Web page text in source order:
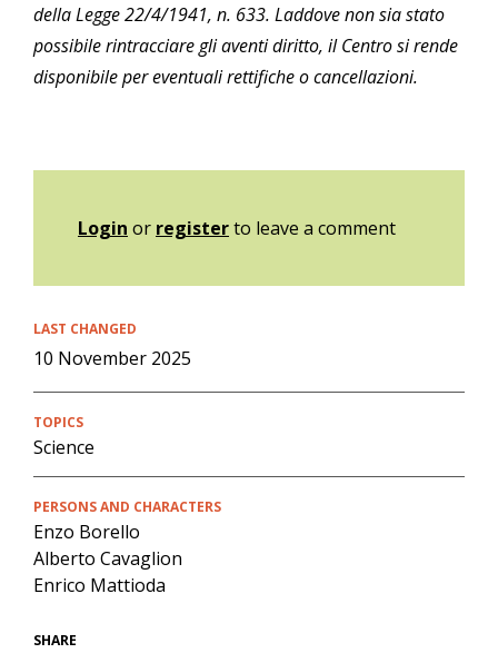
della Legge 22/4/1941, n. 633. Laddove non sia stato
possibile rintracciare gli aventi diritto, il Centro si rende
disponibile per eventuali rettifiche o cancellazioni.
Login or registerto leave a comment
LAST CHANGED
10 November 2025
TOPICS
Science
PERSONS AND CHARACTERS
Enzo Borello
Alberto Cavaglion
Enrico Mattioda
SHARE